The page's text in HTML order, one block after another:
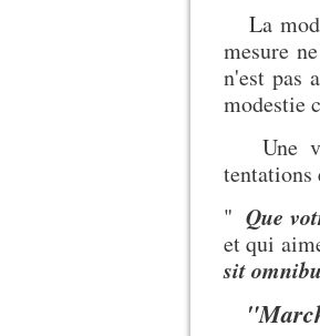
La
mesure
n'est pas
modestie
Une
tentations
"Que
et qui
sit